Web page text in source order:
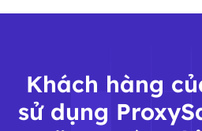
Khách hàng
sử dụng